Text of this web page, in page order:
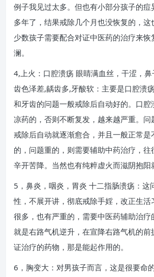
例子我见过太多。但也有小部分孩子的痘
多年了，结果戒除几个月也没恢复的，
少数孩子需要配合对证中医药的治疗来恢
澜。
4,上火：口腔溃疡 眼睛满血丝，干涩，
齿色泽差,龋齿多,牙酸软：主要是口腔溃
和牙齿的问题一般戒除后自动好的。口腔
凉药的，否则不断复发，越来越严重。问
戒除后自动就逐渐愈合，并且一般正常是
的，问题重的，则需要辅助中药治疗，往
辛开苦降。当然也有纯粹虚火而滋阴抱阳
5，鼻炎，咽炎，胃炎 十二指肠溃疡：这
性，不展开讲，彻底戒除手婬，改正生活
很多，也有严重的，需要中医药辅助治疗
就是右路气机逆升，在宣降右路气机的前
证治疗的药物，那是能起作用的。
6，胸变大：对男孩子而言，这是很要命